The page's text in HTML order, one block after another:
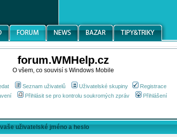
forum.WMHelp.cz
O všem, co souvisí s Windows Mobile
Seznam uživatelů Uživatelské skupiny
Registrace
Přihlásit se pro kontrolu soukromých zpráv Přihlášení
uživatelské jméno a heslo